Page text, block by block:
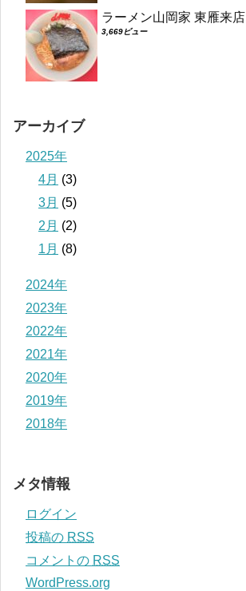
ラーメン山岡家 東雁来店
3,669ビュー
アーカイブ
2025年
4月 (3)
3月 (5)
2月 (2)
1月 (8)
2024年
2023年
2022年
2021年
2020年
2019年
2018年
メタ情報
ログイン
投稿の RSS
コメントの RSS
WordPress.org